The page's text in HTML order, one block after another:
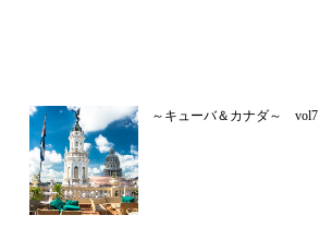
～キューバ＆カナダ～ vol7